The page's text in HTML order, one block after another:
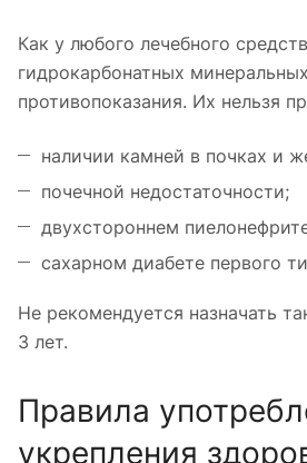
Как у любого лечебного
гидрокарбонатных
противопоказания. Их нельзя
наличии камней в почках и
почечной недостаточности;
двухстороннем
сахарном диабете первого
Не рекомендуется назначать
3 лет.
Правила
укрепления